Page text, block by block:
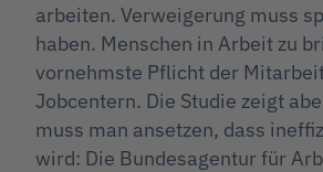
arbeiten. Verweigerung muss
haben. Menschen in Arbeit zu
vornehmste Pflicht der
Jobcentern. Die Studie zeigt
muss man ansetzen, dass
wird: Die Bundesagentur für